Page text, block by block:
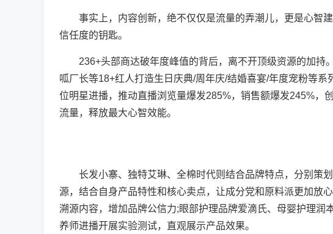
事实上，内容创新，绝不仅仅是流量的弄潮儿，更是心智建
信任度的钥匙。
236+头部商达破年度峰值的背后，离不开顶级资源的加持
呱厂长等18+红人打造生日庆典/周年庆/结婚喜宴/年度宠粉等
位明星进播，推动直播浏览量爆发285%，销售额爆发245%，
流量，释放最大心智效能。
长发小寨、独特艾琳、全棉时代则结合品牌特点，分别策划
源，结合自身产品特性和核心卖点，让成分党和原料派更加放
溯源内容，增加品牌公信力;眼部护理品牌爱滴氏、母婴护理
养师进播开展实验测试，直观展示产品效果。